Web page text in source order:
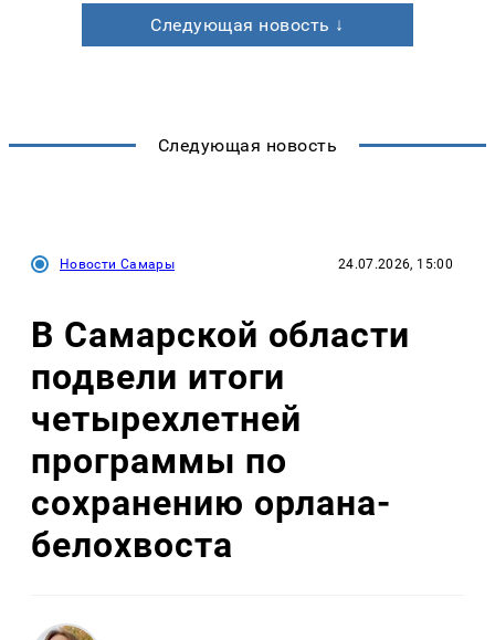
Следующая новость ↓
Следующая новость
Новости Самары 24.07.2026, 15:00
В Самарской области
подвели итоги
четырехлетней
программы по
сохранению орлана-
белохвоста